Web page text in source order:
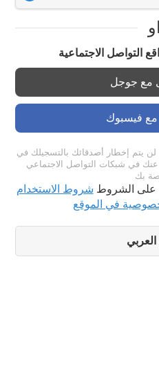
او
التواصل الاجتماعية
مع جوجل
فيسبوك
لن يتم إخطار أصدقائك بالتسجيلك في
عنك في شبكات التواصل الاجتماعي
بك
على الشروط شروط الاستخدام
في الموقع
to